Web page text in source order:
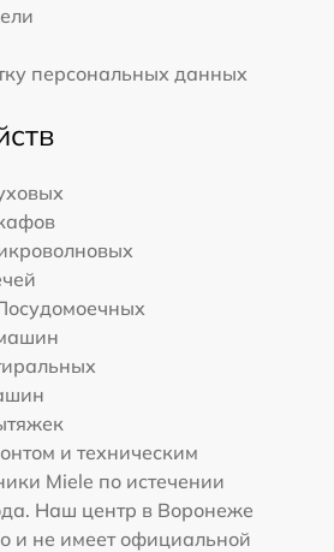
персональных данных
и техническим
Miele по истечении
Наш центр в Воронеже
и не имеет официальной